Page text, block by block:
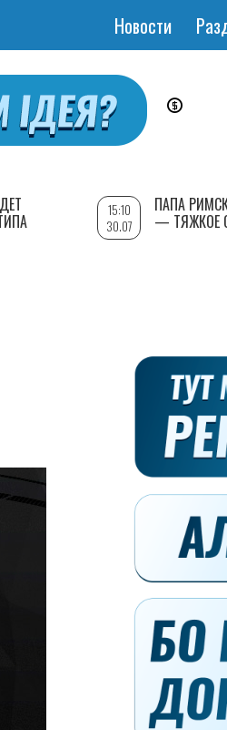
Основная
Новости
15:10
30.07
ПАПА
— ТЯЖКОЕ